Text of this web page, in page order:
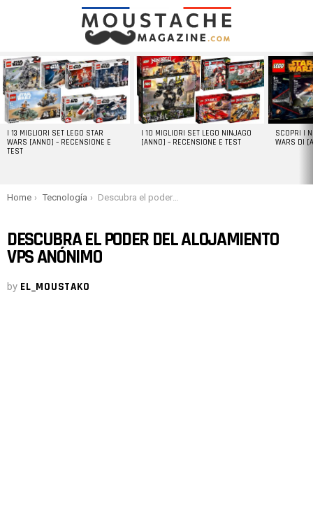
LATEST
STORIES
I 13 MIGLIORI SET LEGO STAR
WARS [ANNO] – RECENSIONE E
TEST
I 10 MIGLIORI SET LEGO NINJAGO
[ANNO] – RECENSIONE E TEST
SCOPRI I
WARS DI
You are here:
Home Tecnología Descubra el poder del alojamiento VPS anónimo
DESCUBRA EL PODER DEL ALOJAMIENTO
VPS ANÓNIMO
by EL_MOUSTAKO